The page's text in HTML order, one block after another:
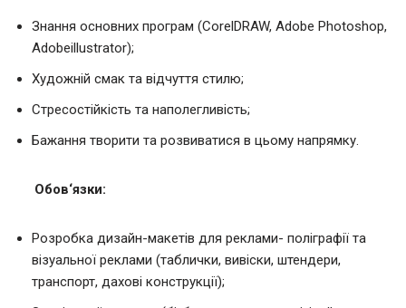
Знання основних програм (CorelDRAW, Adobe Photoshop,
Adobeillustrator);
Художній смак та відчуття стилю;
Стресостійкість та наполегливість;
Бажання творити та розвиватися в цьому напрямку.
Обов‘язки:
Розробка дизайн-макетів для реклами- поліграфії та
візуальної реклами (таблички, вивіски, штендери,
транспорт, дахові конструкції);